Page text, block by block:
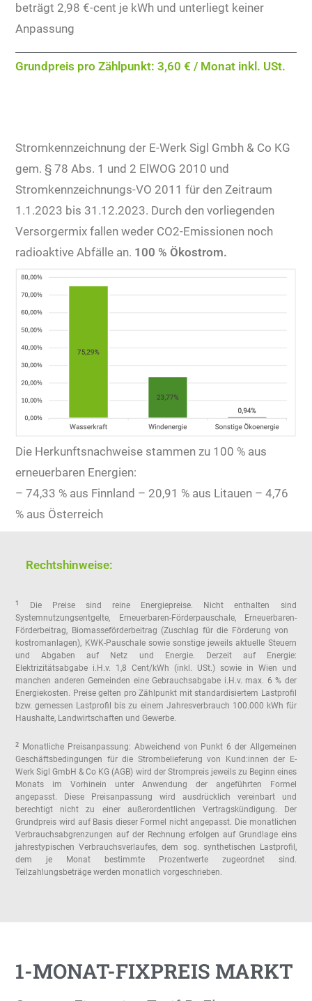
beträgt 2,98 €-cent je kWh und unterliegt keiner
Anpassung
Grundpreis pro Zählpunkt: 3,60 € / Monat inkl. USt.
Stromkennzeichnung der E-Werk Sigl Gmbh & Co KG
gem. § 78 Abs. 1 und 2 ElWOG 2010 und
Stromkennzeichnungs-VO 2011 für den Zeitraum
1.1.2023 bis 31.12.2023. Durch den vorliegenden
Versorgermix fallen weder CO2-Emissionen noch
radioaktive Abfälle an. 100 % Ökostrom.
Die Herkunftsnachweise stammen zu 100 % aus
erneuerbaren Energien:
– 74,33 % aus Finnland – 20,91 % aus Litauen – 4,76
% aus Österreich
Rechtshinweise:
1
Die Preise sind reine Energiepreise. Nicht enthalten sind
Systemnutzungsentgelte, Erneuerbaren-Förderpauschale, Erneuerbaren-
Förderbeitrag, Biomasseförderbeitrag (Zuschlag für die Förderung von
kostromanlagen), KWK-Pauschale sowie sonstige jeweils aktuelle Steuern
und Abgaben auf Netz und Energie. Derzeit auf Energie:
Elektrizitätsabgabe i.H.v. 1,8 Cent/kWh (inkl. USt.) sowie in Wien und
manchen anderen Gemeinden eine Gebrauchsabgabe i.H.v. max. 6 % der
Energiekosten. Preise gelten pro Zählpunkt mit standardisiertem Lastprofil
bzw. gemessen Lastprofil bis zu einem Jahresverbrauch 100.000 kWh für
Haushalte, Landwirtschaften und Gewerbe.
2
Monatliche Preisanpassung: Abweichend von Punkt 6 der Allgemeinen
Geschäftsbedingungen für die Strombelieferung von Kund:innen der E-
Werk Sigl GmbH & Co KG (AGB) wird der Strompreis jeweils zu Beginn eines
Monats im Vorhinein unter Anwendung der angeführten Formel
angepasst. Diese Preisanpassung wird ausdrücklich vereinbart und
berechtigt nicht zu einer außerordentlichen Vertragskündigung. Der
Grundpreis wird auf Basis dieser Formel nicht angepasst. Die monatlichen
Verbrauchsabgrenzungen auf der Rechnung erfolgen auf Grundlage eins
jahrestypischen Verbrauchsverlaufes, dem sog. synthetischen Lastprofil,
dem je Monat bestimmte Prozentwerte zugeordnet sind.
Teilzahlungsbeträge werden monatlich vorgeschrieben.
1-MONAT-FIXPREIS MARKT